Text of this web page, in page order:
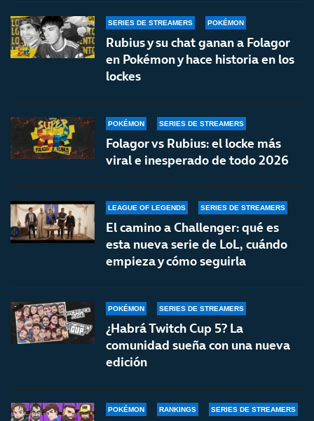
SERIES DE STREAMERS POKÉMON
Rubius y su chat ganan a Folagor
en Pokémon y hace historia en los
lockes
POKÉMON SERIES DE STREAMERS
Folagor vs Rubius: el locke más
viral e inesperado de todo 2026
LEAGUE OF LEGENDS SERIES DE STREAMERS
El camino a Challenger: qué es
esta nueva serie de LoL, cuándo
empieza y cómo seguirla
POKÉMON SERIES DE STREAMERS
¿Habrá Twitch Cup 5? La
comunidad sueña con una nueva
edición
POKÉMON RANKINGS SERIES DE STREAMERS